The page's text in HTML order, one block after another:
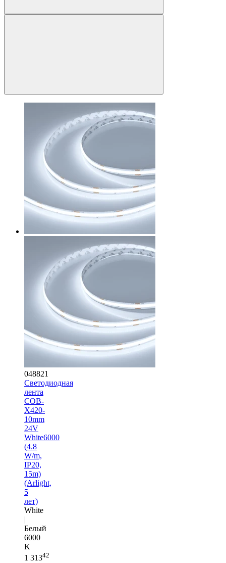
048821
Светодиодная
лента
COB-
X420-
10mm
24V
White6000
(4.8
W/m,
IP20,
15m)
(Arlight,
5
лет)
White
|
Белый
6000
K
1 31342